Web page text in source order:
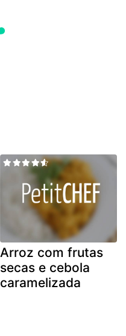
Arroz com frutas
secas e cebola
caramelizada